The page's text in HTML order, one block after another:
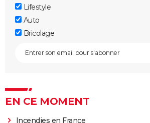
Lifestyle
Auto
Bricolage
EN CE MOMENT
Incendies en France